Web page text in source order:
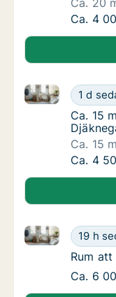
Ca. 20
Ca. 20
Ca. 4
Ca. 15
1 d
Ca. 15 m2 rum
Ca. 15
Ca. 15
Ca. 15
Ca. 15
Ca. 4
Rum att
19 h
Rum att hyra i
Rum
Rum
Rum att
Ca. 6